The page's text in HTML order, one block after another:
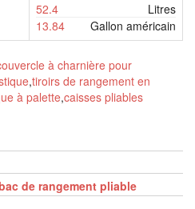
52.4
Litres
13.84
Gallon américain
à charnière pour
,tiroirs de rangement en
à palette,caisses pliables
de rangement pliable